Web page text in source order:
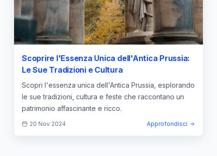
Scoprire l'Essenza Unica dell'Antica Prussia:
Le Sue Tradizioni e Cultura
Scopri l'essenza unica dell'Antica Prussia, esplorando
le sue tradizioni, cultura e feste che raccontano un
patrimonio affascinante e ricco.
20 Nov 2024 Approfondisci